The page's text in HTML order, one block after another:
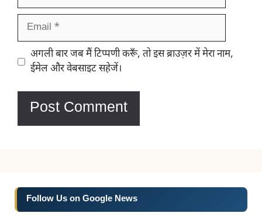
Email
Website
अगली बार जब मैं टिप्पणी करूँ, तो इस ब्राउज़र में मेरा नाम,
ईमेल और वेबसाइट सहेजें।
Follow Us on Google News